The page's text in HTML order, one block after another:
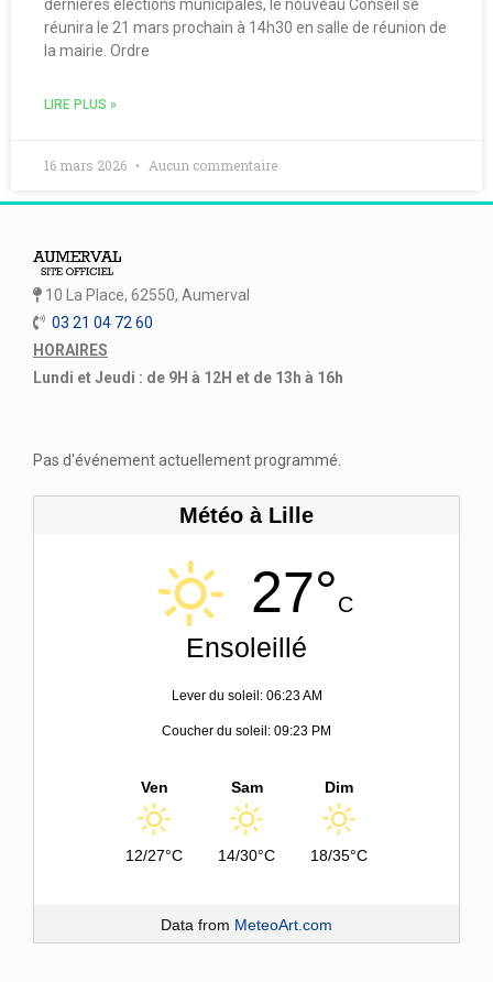
dernières élections municipales, le nouveau Conseil se
réunira le 21 mars prochain à 14h30 en salle de réunion de
la mairie. Ordre
LIRE PLUS »
16 mars 2026 Aucun commentaire
10 La Place, 62550, Aumerval
03 21 04 72 60
HORAIRES
Lundi et Jeudi : de 9H à 12H et de 13h à 16h
Pas d'événement actuellement programmé.
Météo à Lille
27°C
Ensoleillé
Lever du soleil: 06:23 AM
Coucher du soleil: 09:23 PM
Ven
12/27°C
Sam
14/30°C
Dim
18/35°C
Data from MeteoArt.com